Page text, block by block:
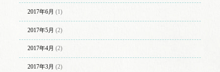
2017年6月 (1)
2017年5月 (2)
2017年4月 (2)
2017年3月 (2)